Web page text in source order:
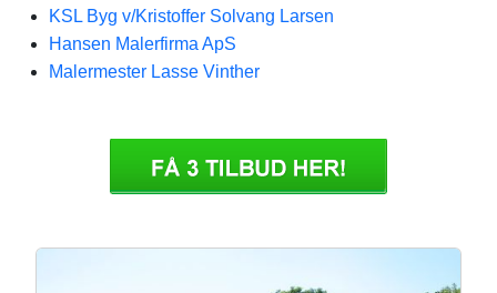
KSL Byg v/Kristoffer Solvang Larsen
Hansen Malerfirma ApS
Malermester Lasse Vinther